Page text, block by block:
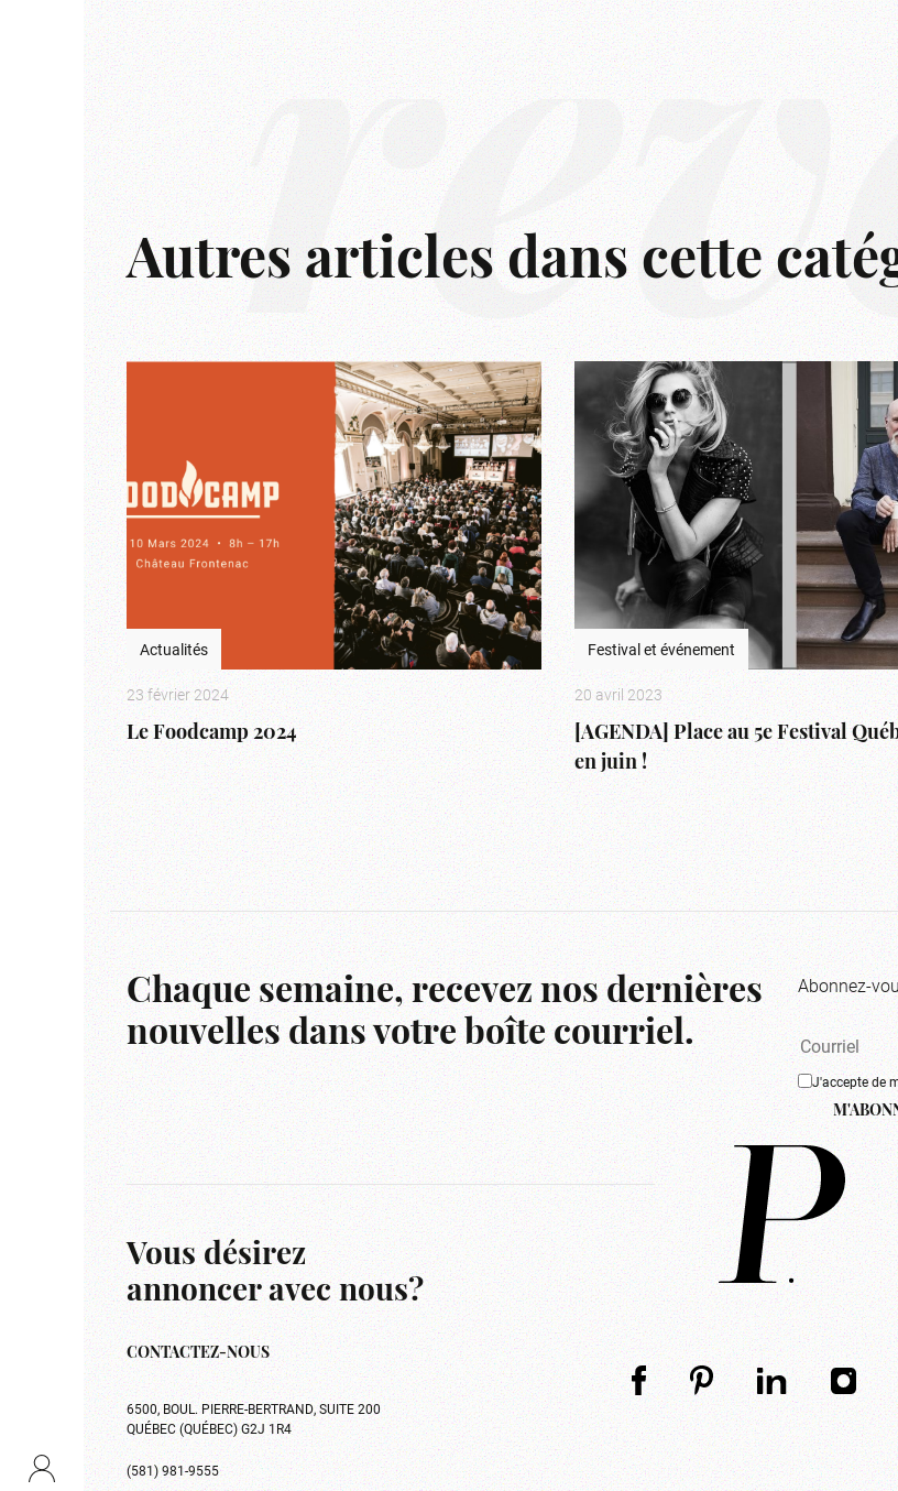
Autres articles dans cette
Actualités
23 février 2024
Le Foodcamp 2024
Festival et événement
20 avril 2023
[AGENDA] Place au 5e Festival
en juin !
Chaque semaine, recevez nos dernières
nouvelles dans votre boîte courriel.
Abonnez-
J'accepte de
Vous désirez
annoncer avec nous?
CONTACTEZ-NOUS
6500, BOUL. PIERRE-BERTRAND, SUITE 200
QUÉBEC (QUÉBEC) G2J 1R4
(581) 981-9555